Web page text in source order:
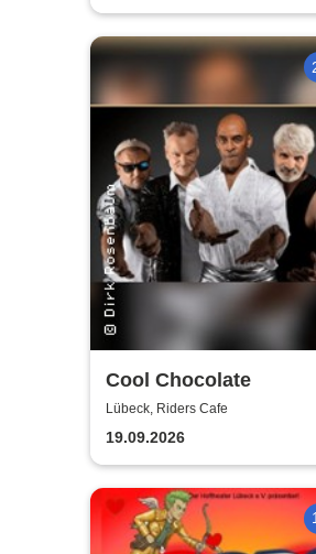
Cool Chocolate
Lübeck, Riders Cafe
19.09.2026